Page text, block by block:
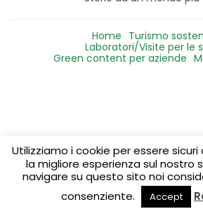
Home Turismo
Laboratori/Visite per le
Green content per aziende
Utilizziamo i cookie per essere
la migliore esperienza sul nostro
navigare su questo sito noi
consenziente.
Accept